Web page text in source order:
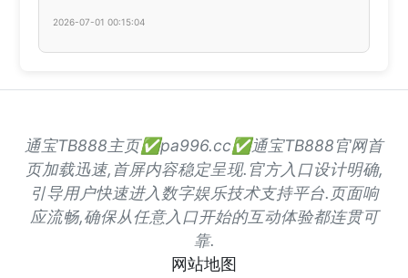
2026-07-01 00:15:04
通宝TB888主页✅pa996.cc✅通宝TB888官网首
页加载迅速,首屏内容稳定呈现.官方入口设计明确,
引导用户快速进入数字娱乐技术支持平台.页面响
应流畅,确保从任意入口开始的互动体验都连贯可
靠.
网站地图